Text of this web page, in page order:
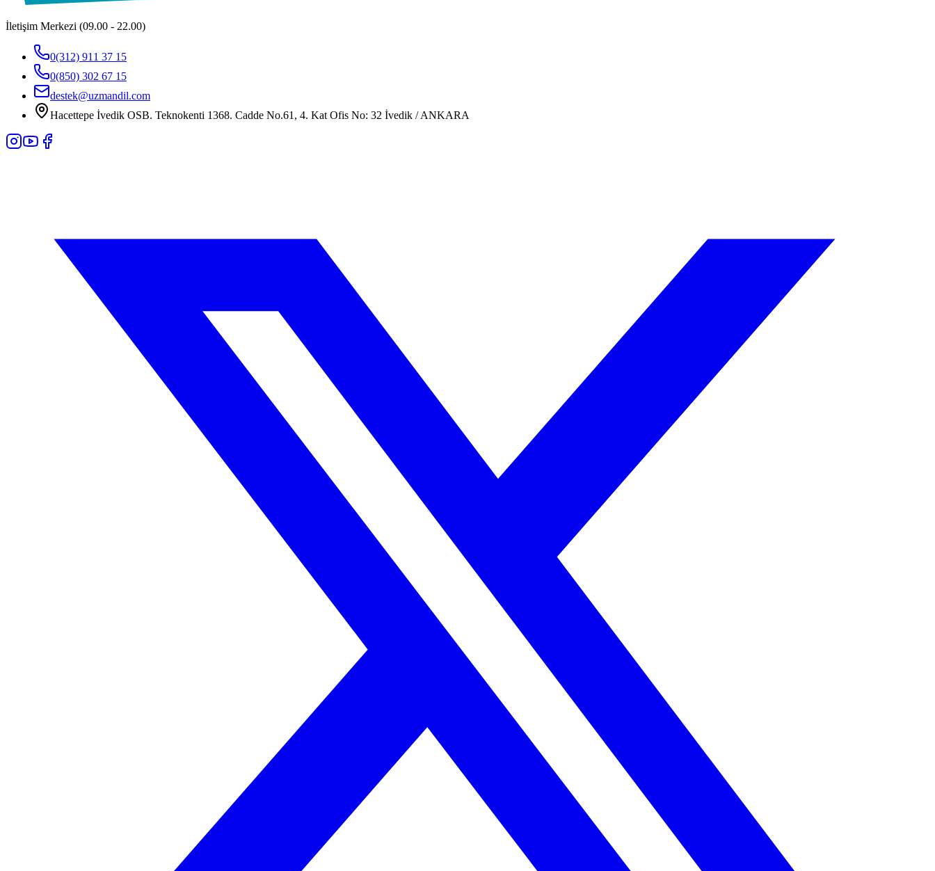
İletişim Merkezi (09.00 - 22.00)
0(312) 911 37 15
0(850) 302 67 15
destek@uzmandil.com
Hacettepe İvedik OSB. Teknokenti 1368. Cadde No.61, 4. Kat Ofis No: 32 İvedik / ANKARA